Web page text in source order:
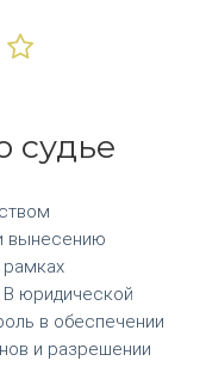
судье
вынесению
В юридической
в обеспечении
и разрешении